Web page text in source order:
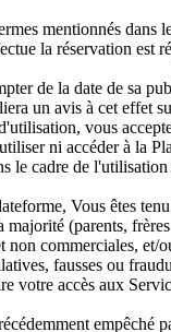
mentionnés dans
la réservation est
de la date de sa
un avis à cet effet
vous
ni accéder à la
le cadre de
Vous êtes
majorité (parents,
commerciales, et/
fausses ou
votre accès aux